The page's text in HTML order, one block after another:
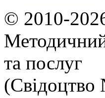
© 2010-
та послуг
(Свідоцтво